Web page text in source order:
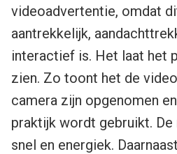
videoadvertentie, omdat
aantrekkelijk,
interactief is. Het laat het
zien. Zo toont het de
camera zijn opgenomen
praktijk wordt gebruikt.
snel en energiek.